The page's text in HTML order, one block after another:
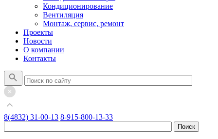
Кондиционирование
Вентиляция
Монтаж, сервис, ремонт
Проекты
Новости
О компании
Контакты
8(4832) 31-00-13 8-915-800-13-33